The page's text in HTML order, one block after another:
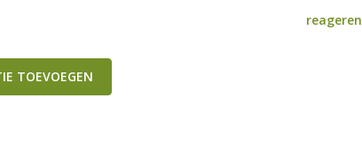
reageren
TOEVOEGEN